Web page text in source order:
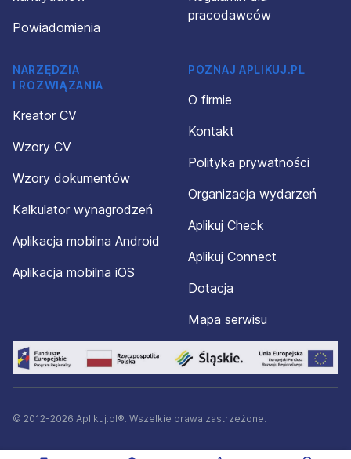
Powiadomienia
pracodawców
NARZĘDZIA
I ROZWIĄZANIA
Kreator CV
Wzory CV
Wzory dokumentów
Kalkulator wynagrodzeń
Aplikacja mobilna Android
Aplikacja mobilna iOS
POZNAJ APLIKUJ.PL
O firmie
Kontakt
Polityka prywatności
Organizacja wydarzeń
Aplikuj Check
Aplikuj Connect
Dotacja
Mapa serwisu
© 2012-2026 Aplikuj.pl®. Wszelkie prawa zastrzeżone.